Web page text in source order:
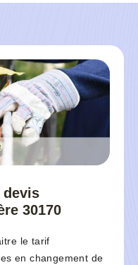
devis
30170
le tarif
en changement de